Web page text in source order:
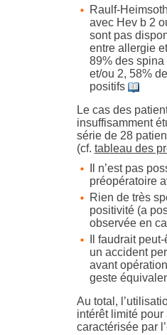
Raulf-
avec Hev b 2
sont pas
entre allergie
89% des
et/ou 2, 58%
positifs
Le cas des
insuffisamment
série de 28
(cf. tableau des
Il n’est pas
préopératoire
Rien de très
positivité (a
observée en
Il faudrait
un accident
avant
geste
Au total,
intérêt limité
caractérisée par